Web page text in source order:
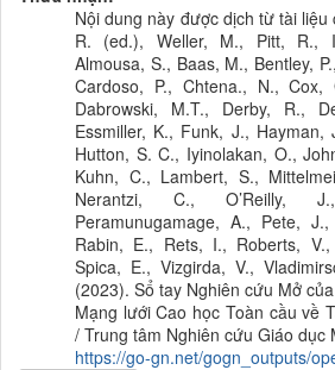
Nội dung này được dịch từ tài liệu
R. (ed.), Weller, M., Pitt, R.,
Almousa, S., Baas, M., Bentley,
Cardoso, P., Chtena., N., Cox,
Dabrowski, M.T., Derby, R.,
Essmiller, K., Funk, J.,
Hutton, S. C., Iyinolakan, O.,
Kuhn, C., Lambert, S.,
Nerantzi, C., O’Reilly,
Peramunugamage, A., Pete,
Rabin, E., Rets, I., Roberts,
Spica, E., Vizgirda, V.,
(2023). Sổ tay Nghiên cứu Mở
Mạng lưới Cao học Toàn cầu về
/ Trung tâm Nghiên cứu Giáo dục
https://go-gn.net/gogn_outputs/